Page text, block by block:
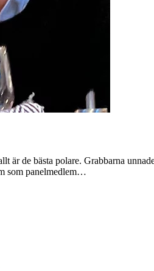
de bästa polare. Grabbarna
som panelmedlem…